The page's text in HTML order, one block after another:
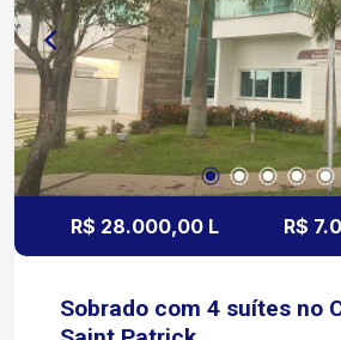
R$ 28.000,00 L R$
Sobrado com 4 suítes no